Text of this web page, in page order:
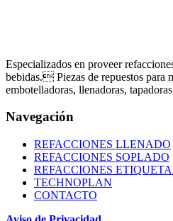
Especializados en proveer
bebidas. Piezas de repuestos para
embotelladoras, llenadoras,
Navegación
REFACCIONES LLENADO
REFACCIONES SOPLADO
REFACCIONES
TECHNOPLAN
CONTACTO